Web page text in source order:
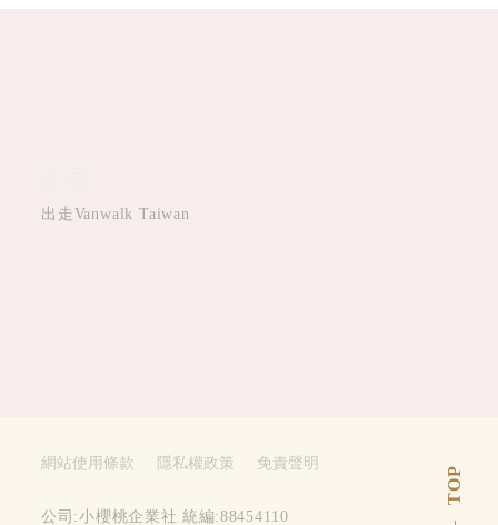
出走Vanwalk Taiwan
TOP
網站使用條款 隱私權政策 免責聲明
公司:小櫻桃企業社 統編:88454110